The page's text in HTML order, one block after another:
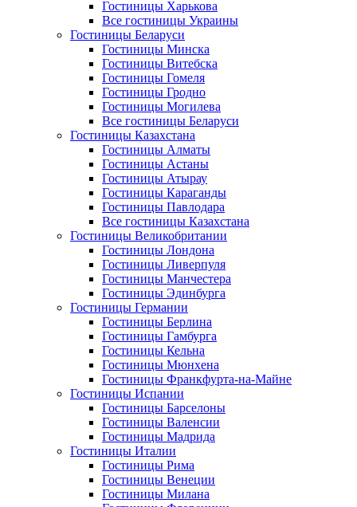
Гостиницы Харькова
Все гостиницы Украины
Гостиницы Беларуси
Гостиницы Минска
Гостиницы Витебска
Гостиницы Гомеля
Гостиницы Гродно
Гостиницы Могилева
Все гостиницы Беларуси
Гостиницы Казахстана
Гостиницы Алматы
Гостиницы Астаны
Гостиницы Атырау
Гостиницы Караганды
Гостиницы Павлодара
Все гостиницы Казахстана
Гостиницы Великобритании
Гостиницы Лондона
Гостиницы Ливерпуля
Гостиницы Манчестера
Гостиницы Эдинбурга
Гостиницы Германии
Гостиницы Берлина
Гостиницы Гамбурга
Гостиницы Кельна
Гостиницы Мюнхена
Гостиницы Франкфурта-на-Майне
Гостиницы Испании
Гостиницы Барселоны
Гостиницы Валенсии
Гостиницы Мадрида
Гостиницы Италии
Гостиницы Рима
Гостиницы Венеции
Гостиницы Милана